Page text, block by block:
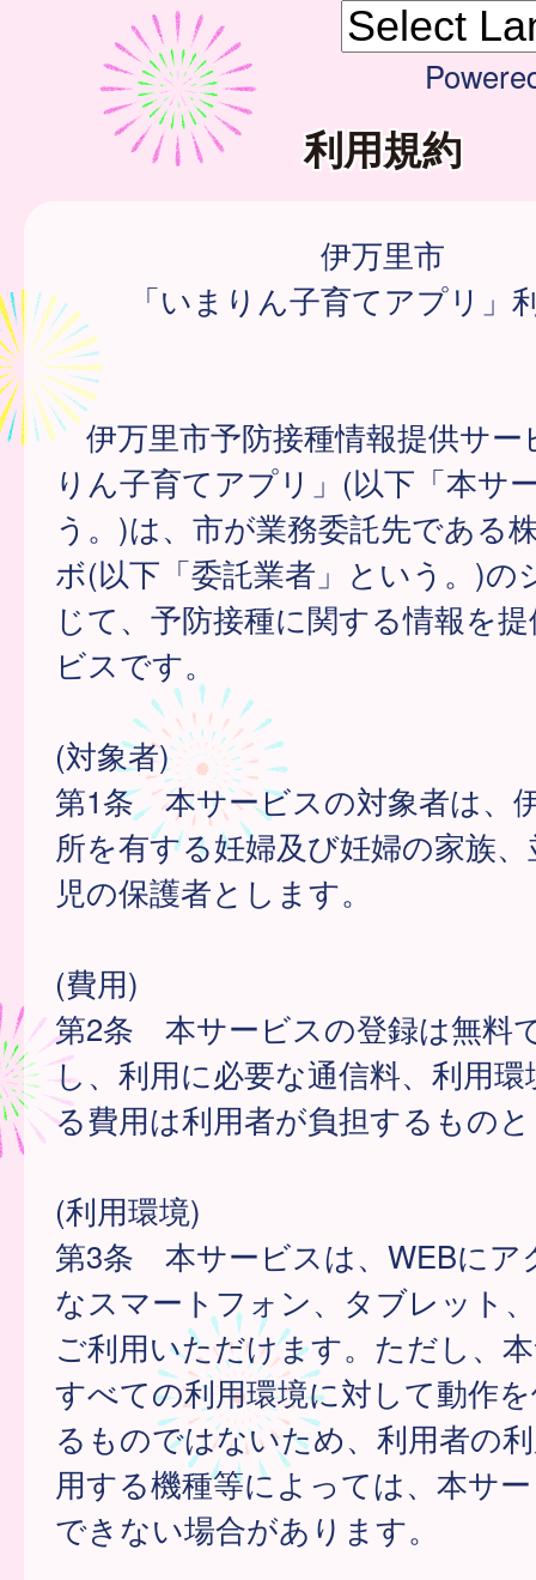
利用規約
伊万里市
「いまりん子育てアプリ」
伊万里市予防接種情報提供サー
りん子育てアプリ」(以下「本サ
う。)は、市が業務委託先である
ボ(以下「委託業者」という。)の
じて、予防接種に関する情報を
ビスです。
(対象者)
第1条 本サービスの対象者は、
所を有する妊婦及び妊婦の家族
児の保護者とします。
(費用)
第2条 本サービスの登録は無料
し、利用に必要な通信料、利用
る費用は利用者が負担するもの
(利用環境)
第3条 本サービスは、WEBにア
なスマートフォン、タブレット
ご利用いただけます。ただし、
すべての利用環境に対して動作
るものではないため、利用者の
用する機種等によっては、本サ
できない場合があります。